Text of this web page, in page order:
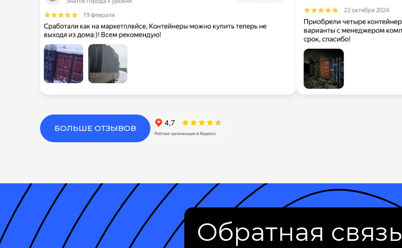
БОЛЬШЕ ОТЗЫВОВ
Обратная связь